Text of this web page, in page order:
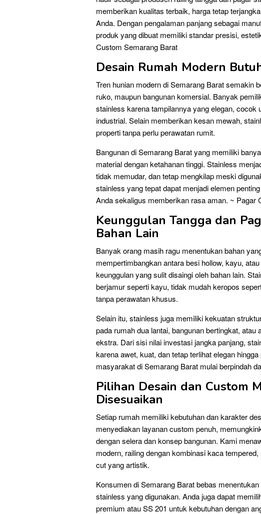
memberikan kualitas terbaik, harga tetap
Anda. Dengan pengalaman panjang sebagai
produk yang dibuat memiliki standar presisi,
Custom Semarang Barat
Desain Rumah Modern
Tren hunian modern di Semarang Barat semakin
ruko, maupun bangunan komersial. Banyak
stainless karena tampilannya yang elegan, cocok
industrial. Selain memberikan kesan mewah,
properti tanpa perlu perawatan rumit.
Bangunan di Semarang Barat yang memiliki
material dengan ketahanan tinggi. Stainless
tidak memudar, dan tetap mengkilap meski
stainless yang tepat dapat menjadi elemen
Anda sekaligus memberikan rasa aman. ~ Pagar
Keunggulan Tangga dan
Bahan Lain
Banyak orang masih ragu menentukan bahan
mempertimbangkan antara besi hollow, kayu,
keunggulan yang sulit disaingi oleh bahan lain.
berjamur seperti kayu, tidak mudah keropos
tanpa perawatan khusus.
Selain itu, stainless juga memiliki kekuatan
pada rumah dua lantai, bangunan bertingkat,
ekstra. Dari sisi nilai investasi jangka panjang,
karena awet, kuat, dan tetap terlihat elegan
masyarakat di Semarang Barat mulai berpindah
Pilihan Desain dan Custom
Disesuaikan
Setiap rumah memiliki kebutuhan dan karakter
menyediakan layanan custom penuh,
dengan selera dan konsep bangunan. Kami
modern, railing dengan kombinasi kaca
cut yang artistik.
Konsumen di Semarang Barat bebas
stainless yang digunakan. Anda juga dapat
premium atau SS 201 untuk kebutuhan dengan